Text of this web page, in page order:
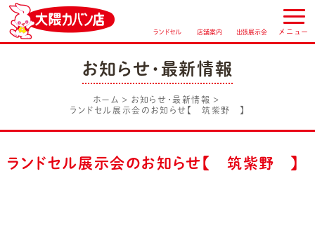
ランドセル 店舗案内 出張展示会
お知らせ・最新情報
ホーム
お知らせ・最新情報
ランドセル展示会のお知らせ【 筑紫野 】
ランドセル展示会のお知らせ【 筑紫野 】